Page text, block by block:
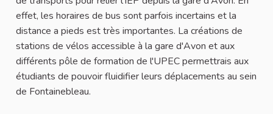
effet, les horaires de bus sont parfois incertains et la
distance a pieds est très importantes. La créations de
stations de vélos accessible à la gare d'Avon et aux
différents pôle de formation de l'UPEC permettrais aux
étudiants de pouvoir fluidifier leurs déplacements au sein
de Fontainebleau.